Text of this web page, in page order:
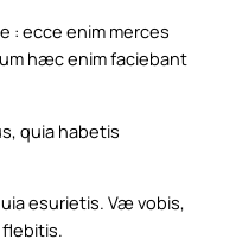
: ecce enim merces
hæc enim faciebant
quia habetis
esurietis. Væ vobis,